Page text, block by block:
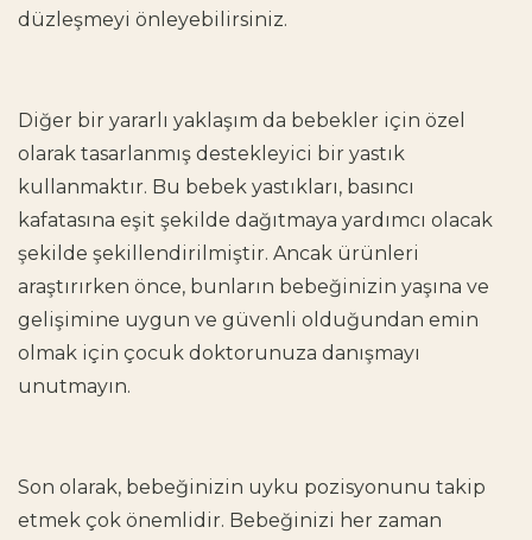
düzleşmeyi önleyebilirsiniz.
Diğer bir yararlı yaklaşım da bebekler için özel
olarak tasarlanmış destekleyici bir yastık
kullanmaktır. Bu bebek yastıkları, basıncı
kafatasına eşit şekilde dağıtmaya yardımcı olacak
şekilde şekillendirilmiştir. Ancak ürünleri
araştırırken önce, bunların bebeğinizin yaşına ve
gelişimine uygun ve güvenli olduğundan emin
olmak için çocuk doktorunuza danışmayı
unutmayın.
Son olarak, bebeğinizin uyku pozisyonunu takip
etmek çok önemlidir. Bebeğinizi her zaman